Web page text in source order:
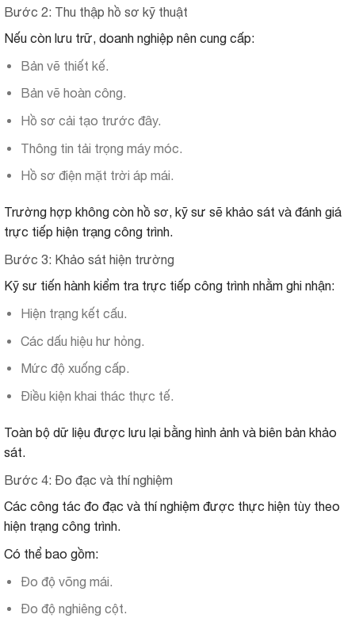
Bước 2: Thu thập hồ sơ kỹ thuật
Nếu còn lưu trữ, doanh nghiệp nên cung cấp:
Bản vẽ thiết kế.
Bản vẽ hoàn công.
Hồ sơ cải tạo trước đây.
Thông tin tải trọng máy móc.
Hồ sơ điện mặt trời áp mái.
Trường hợp không còn hồ sơ, kỹ sư sẽ khảo sát và đánh giá
trực tiếp hiện trạng công trình.
Bước 3: Khảo sát hiện trường
Kỹ sư tiến hành kiểm tra trực tiếp công trình nhằm ghi nhận:
Hiện trạng kết cấu.
Các dấu hiệu hư hỏng.
Mức độ xuống cấp.
Điều kiện khai thác thực tế.
Toàn bộ dữ liệu được lưu lại bằng hình ảnh và biên bản khảo
sát.
Bước 4: Đo đạc và thí nghiệm
Các công tác đo đạc và thí nghiệm được thực hiện tùy theo
hiện trạng công trình.
Có thể bao gồm:
Đo độ võng mái.
Đo độ nghiêng cột.